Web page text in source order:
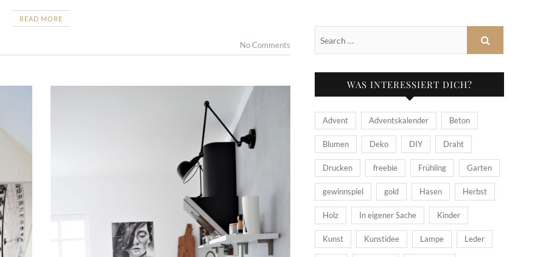
READ MORE
No Comments
WAS INTERESSIERT DICH?
Advent Adventskalender Beton
Blumen Deko DIY Draht
Drucken freebie Frühling Garten
gewinnspiel gold Hasen Herbst
Holz In eigener Sache Kinder
Kunst Kunstidee Lampe Leder